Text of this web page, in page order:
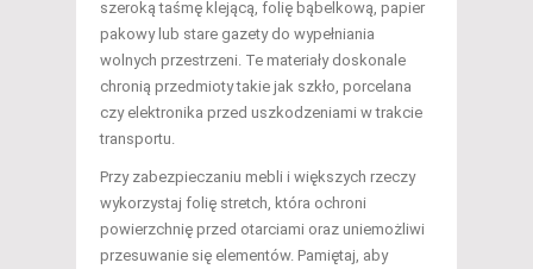
szeroką taśmę klejącą, folię bąbelkową, papier
pakowy lub stare gazety do wypełniania
wolnych przestrzeni. Te materiały doskonale
chronią przedmioty takie jak szkło, porcelana
czy elektronika przed uszkodzeniami w trakcie
transportu.
Przy zabezpieczaniu mebli i większych rzeczy
wykorzystaj folię stretch, która ochroni
powierzchnię przed otarciami oraz uniemożliwi
przesuwanie się elementów. Pamiętaj, aby